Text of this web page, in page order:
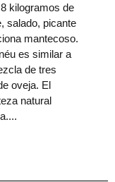
kilogramos de
salado, picante
mantecoso.
es similar a
de tres
oveja. El
natural